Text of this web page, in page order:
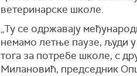
ветеринарске школе.
„Ту се одржавају
немамо летње паузе, људи
тога за потребе школе, с
Милановић, председник